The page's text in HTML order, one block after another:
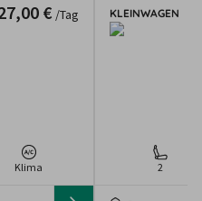
€ /Tag
Klima
KLEINWAGEN
2